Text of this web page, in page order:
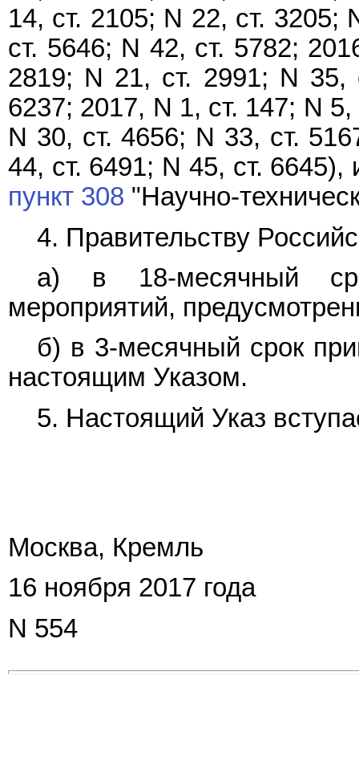
14, ст. 2105; N 22, ст. 3205;
ст. 5646; N 42, ст. 5782;
2819; N 21, ст. 2991; N 35,
6237; 2017, N 1, ст. 147; N
N 30, ст. 4656; N 33, ст.
44, ст. 6491; N 45, ст.
пункт 308 "Научно-
4. Правительству
а) в 18-месячный
мероприятий,
б) в 3-месячный срок
настоящим Указом.
5. Настоящий Указ
Москва, Кремль
16 ноября 2017 года
N 554